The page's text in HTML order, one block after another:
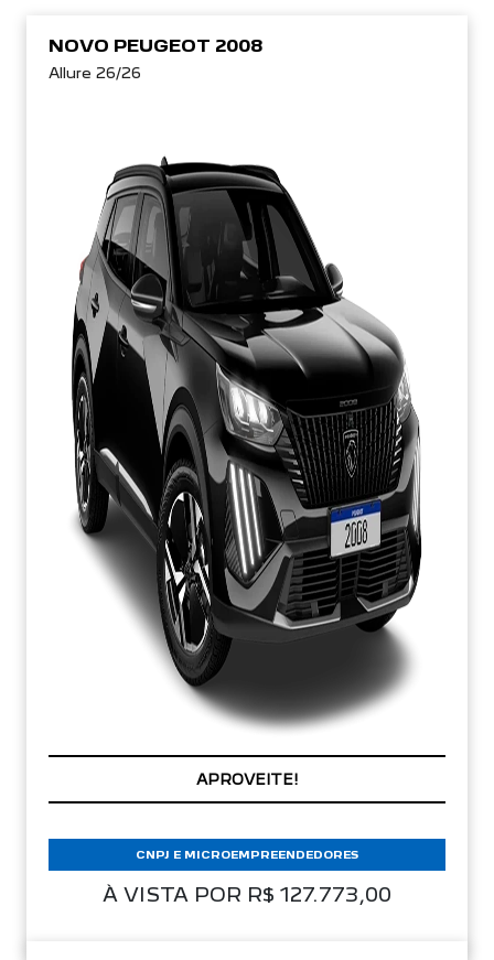
NOVO PEUGEOT 2008
Allure 26/26
PREÇOS REDUZIDOS
À VISTA POR R$ 127.773,00
CNPJ E MICROEMPREENDEDORES